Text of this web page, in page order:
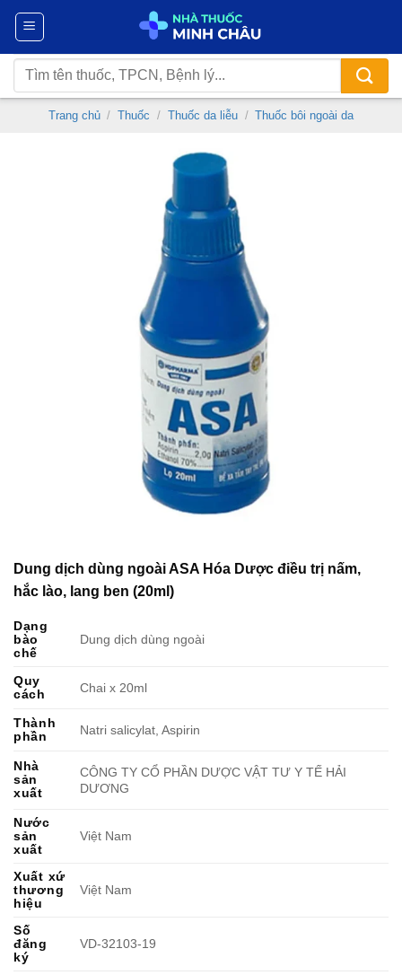
Chuyển
nội
dung
Tìm
kiếm:
Trang chủ / Thuốc / Thuốc da liễu / Thuốc bôi ngoài da
Dung dịch dùng ngoài ASA Hóa Dược điều trị nấm,
hắc lào, lang ben (20ml)
Dạng
bào
chế
Dung dịch dùng ngoài
Quy
cách
Chai x 20ml
Thành
phần
Natri salicylat, Aspirin
Nhà
sản
xuất
CÔNG TY CỔ PHẦN DƯỢC VẬT TƯ Y TẾ HẢI
DƯƠNG
Nước
sản
xuất
Việt Nam
Xuất xứ
thương
hiệu
Việt Nam
Số
đăng
ký
VD-32103-19